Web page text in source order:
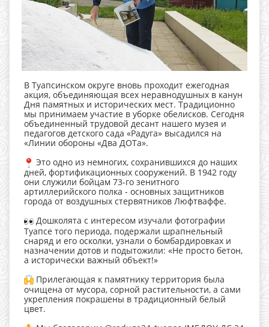
В Туапсинском округе вновь проходит ежегодная
акция, объединяющая всех неравнодушных в канун
Дня памятных и исторических мест. Традиционно
мы принимаем участие в уборке обелисков. Сегодня
объединенный трудовой десант нашего музея и
педагогов детского сада «Радуга» высадился на
«Линии обороны «Два ДОТа».
Это одно из немногих, сохранившихся до наших
дней, фортификационных сооружений. В 1942 году
они служили бойцам 73-го зенитного
артиллерийского полка - основных защитников
города от воздушных стервятников Люфтваффе.
Дошколята с интересом изучали фотографии
Туапсе того периода, подержали шрапнельный
снаряд и его осколки, узнали о бомбардировках и
назначении дотов и подытожили: «Не просто бетон,
а исторически важный объект!»
Прилегающая к памятнику территория была
очищена от мусора, сорной растительности, а сами
укрепления покрашены в традиционный белый
цвет.